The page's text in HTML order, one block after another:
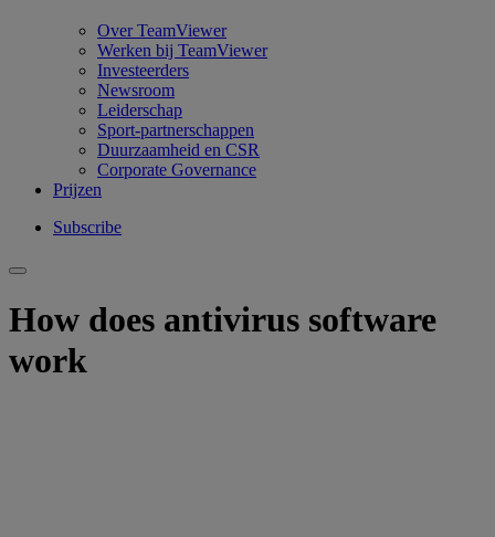
Over TeamViewer
Werken bij TeamViewer
Investeerders
Newsroom
Leiderschap
Sport-partnerschappen
Duurzaamheid en CSR
Corporate Governance
Prijzen
Subscribe
How does antivirus software
work